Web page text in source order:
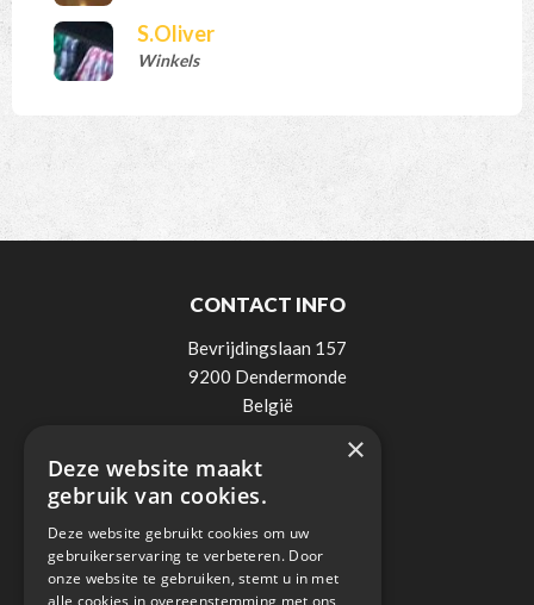
S.Oliver
Winkels
CONTACT INFO
Bevrijdingslaan 157
9200 Dendermonde
België
0498 / 521 900
info@lee-elektro.be
×
Deze website maakt
gebruik van cookies.
Deze website gebruikt cookies om uw
gebruikerservaring te verbeteren. Door
onze website te gebruiken, stemt u in met
alle cookies in overeenstemming met ons